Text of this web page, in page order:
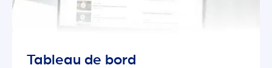
Tableau de bord